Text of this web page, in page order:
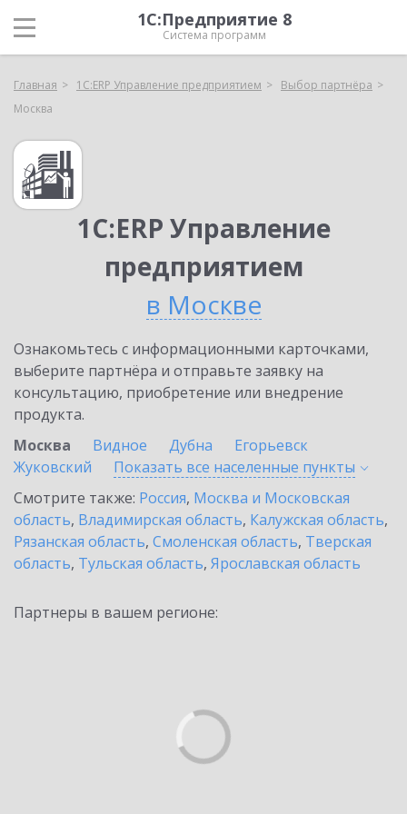
1С:Предприятие 8
Система программ
Главная 1С:ERP Управление предприятием
Выбор партнёра
Москва
1С:ERP Управление
предприятием
в Москве
Ознакомьтесь с информационными карточками,
выберите партнёра и отправьте заявку на
консультацию, приобретение или внедрение
продукта.
Москва
Видное Дубна
Егорьевск
Жуковский
Показать все населенные пункты
Смотрите также: Россия, Москва и Московская
область, Владимирская область, Калужская область,
Рязанская область, Смоленская область, Тверская
область, Тульская область, Ярославская область
Партнеры в вашем регионе: